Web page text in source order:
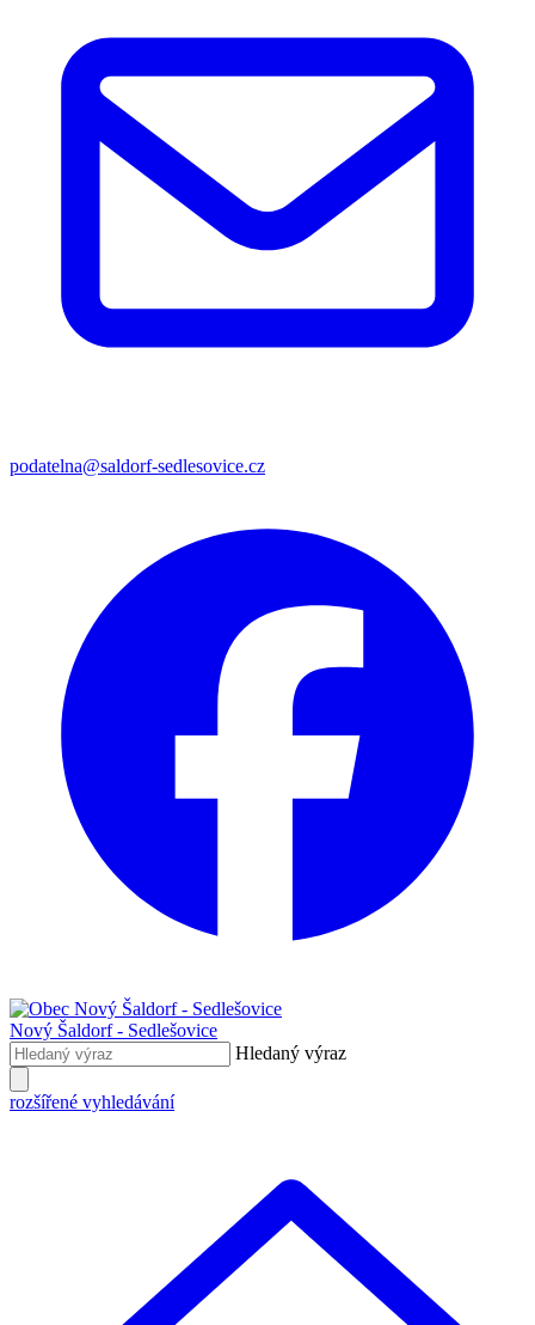
podatelna@saldorf-sedlesovice.cz
Nový Šaldorf - Sedlešovice
Hledaný výraz
rozšířené vyhledávání